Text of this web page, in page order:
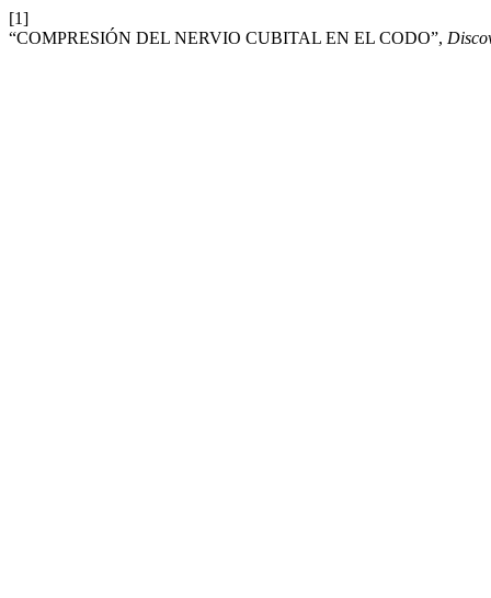
[1]
“COMPRESIÓN DEL NERVIO CUBITAL EN EL CODO”,